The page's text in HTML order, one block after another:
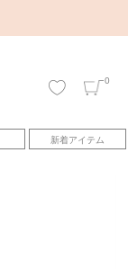
0
新着アイテム